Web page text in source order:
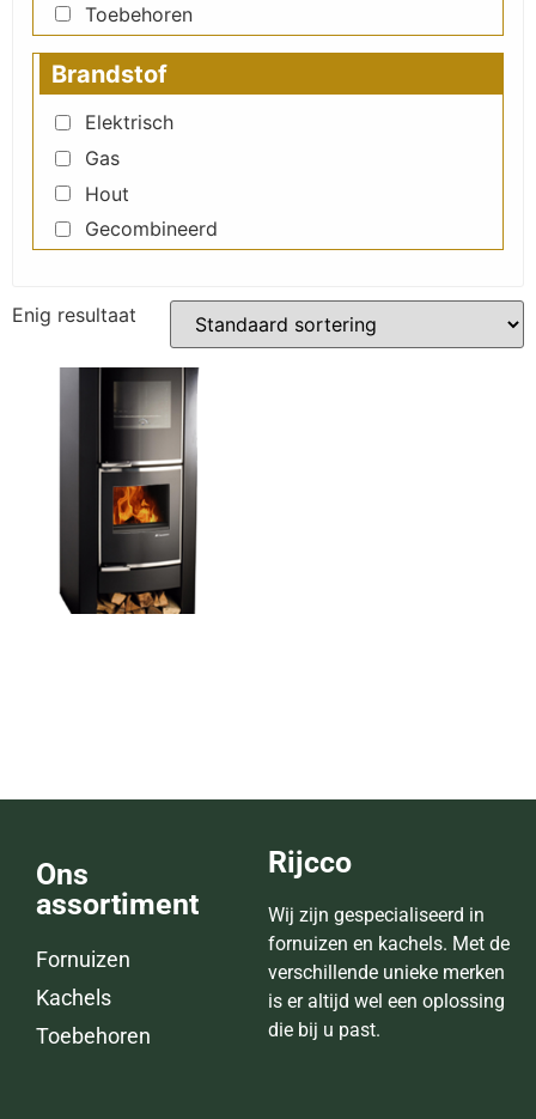
Toebehoren
Brandstof
Elektrisch
Gas
Hout
Gecombineerd
Enig resultaat
Ons
assortiment
Fornuizen
Kachels
Toebehoren
Rijcco
Wij zijn gespecialiseerd in
fornuizen en kachels. Met de
verschillende unieke merken
is er altijd wel een oplossing
die bij u past.